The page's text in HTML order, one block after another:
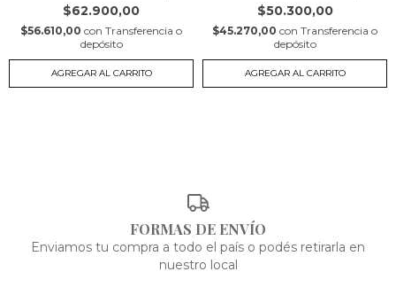
$62.900,00
$56.610,00 con Transferencia o
depósito
AGREGAR AL CARRITO
$50.300,00
$45.270,00 con Transferencia o
depósito
AGREGAR AL CARRITO
FORMAS DE ENVÍO
Enviamos tu compra a todo el país o podés retirarla en
nuestro local